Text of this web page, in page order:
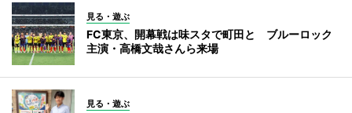
見る・遊ぶ
FC東京、開幕戦は味スタで町田と ブルーロック
主演・高橋文哉さんら来場
見る・遊ぶ